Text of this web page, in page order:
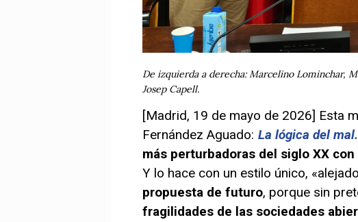
De izquierda a derecha: Marcelino Lominchar,
Josep Capell.
[Madrid, 19 de mayo de 2026] Esta
Fernández Aguado: La lógica del
más perturbadoras del siglo XX
Y lo hace con un estilo único,
propuesta de futuro, porque sin
fragilidades de las sociedades